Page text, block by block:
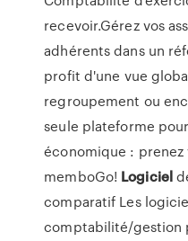
recevoir.Gérez vos
adhérents dans un
profit d'une vue
regroupement ou
seule plateforme
économique :
memboGo! Logiciel
comparatif Les
comptabilité/gestion